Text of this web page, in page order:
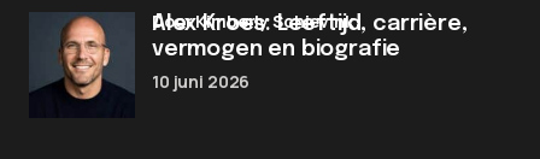
Alex Kroes: Leeftijd, carrière,
vermogen en biografie
door Kimberly Schievink
10 juni 2026